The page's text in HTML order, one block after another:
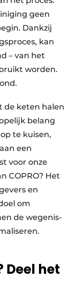
geen
Dankzij
kan
– van het
worden.
de keten halen
belang
te kuisen,
een
voor onze
COPRO? Het
en
om
de wegenis-
het